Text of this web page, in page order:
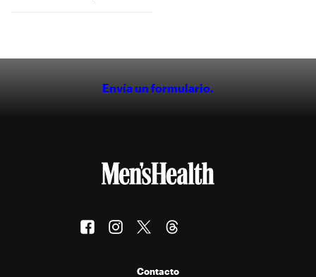
Envía un formulario.
Contacto